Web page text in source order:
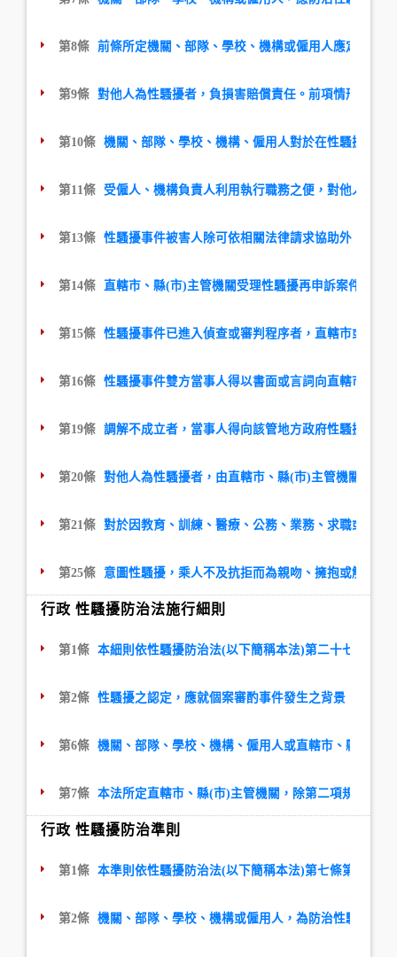
第8條 前條所定機關、部隊、學校、機構或僱用人應定期舉
第9條 對他人為性騷擾者，負損害賠償責任。前項情形，雖
第10條 機關、部隊、學校、機構、僱用人對於在性騷擾事
第11條 受僱人、機構負責人利用執行職務之便，對他人為
第13條 性騷擾事件被害人除可依相關法律請求協助外，並
第14條 直轄市、縣(市)主管機關受理性騷擾再申訴案件後，
第15條 性騷擾事件已進入偵查或審判程序者，直轄市或縣(
第16條 性騷擾事件雙方當事人得以書面或言詞向直轄市、
第19條 調解不成立者，當事人得向該管地方政府性騷擾防
第20條 對他人為性騷擾者，由直轄市、縣(市)主管機關處新
第21條 對於因教育、訓練、醫療、公務、業務、求職或其
第25條 意圖性騷擾，乘人不及抗拒而為親吻、擁抱或觸摸
行政 性騷擾防治法施行細則
第1條 本細則依性騷擾防治法(以下簡稱本法)第二十七條規定
第2條 性騷擾之認定，應就個案審酌事件發生之背景、環境
第6條 機關、部隊、學校、機構、僱用人或直轄市、縣(市)
第7條 本法所定直轄市、縣(市)主管機關，除第二項規定外
行政 性騷擾防治準則
第1條 本準則依性騷擾防治法(以下簡稱本法)第七條第三項規
第2條 機關、部隊、學校、機構或僱用人，為防治性騷擾行